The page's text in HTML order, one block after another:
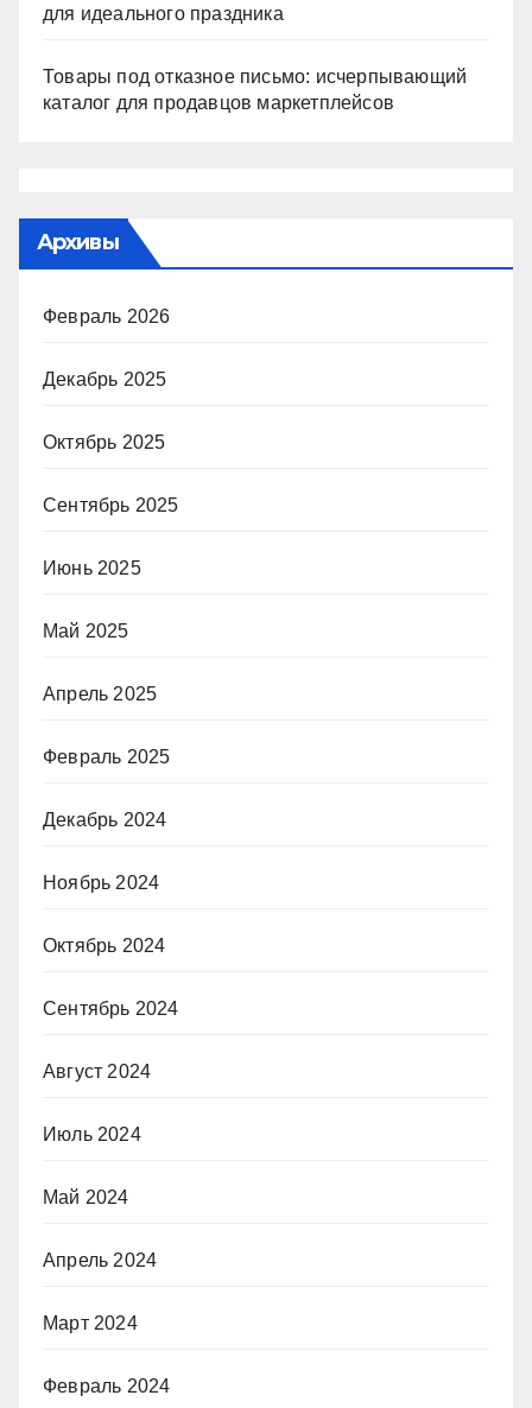
для идеального праздника
Товары под отказное письмо: исчерпывающий
каталог для продавцов маркетплейсов
Архивы
Февраль 2026
Декабрь 2025
Октябрь 2025
Сентябрь 2025
Июнь 2025
Май 2025
Апрель 2025
Февраль 2025
Декабрь 2024
Ноябрь 2024
Октябрь 2024
Сентябрь 2024
Август 2024
Июль 2024
Май 2024
Апрель 2024
Март 2024
Февраль 2024